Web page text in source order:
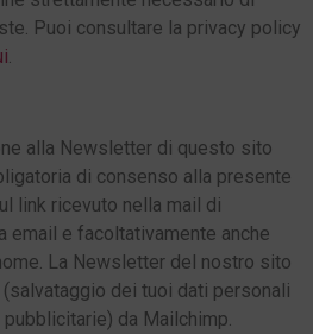
Puoi consultare la privacy policy
alla Newsletter di questo sito
di consenso alla presente
link ricevuto nella mail di
email e facoltativamente anche
La Newsletter del nostro sito
dei tuoi dati personali
da Mailchimp.